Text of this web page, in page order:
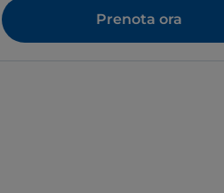
Prenota ora